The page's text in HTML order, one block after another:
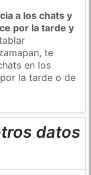
a los chats y
por la tarde y
te
en los
la tarde o de
datos